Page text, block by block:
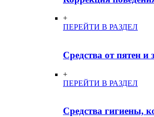
+
ПЕРЕЙТИ В РАЗДЕЛ
Средства от пятен и
+
ПЕРЕЙТИ В РАЗДЕЛ
Средства гигиены,